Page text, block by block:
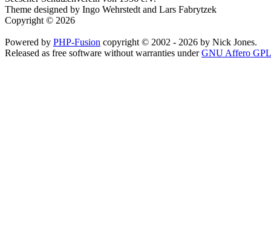
Theme designed by Ingo Wehrstedt and Lars Fabrytzek
Copyright © 2026
Powered by PHP-Fusion copyright © 2002 - 2026 by Nick Jones.
Released as free software without warranties underGNU Affero GPL